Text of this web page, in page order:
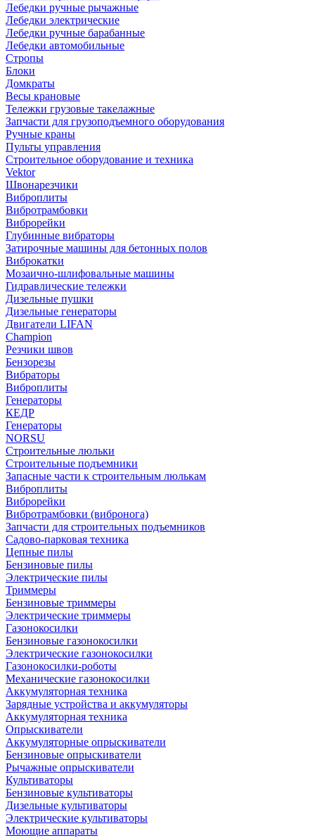
Лебедки ручные рычажные
Лебедки электрические
Лебедки ручные барабанные
Лебедки автомобильные
Стропы
Блоки
Домкраты
Весы крановые
Тележки грузовые такелажные
Запчасти для грузоподъемного оборудования
Ручные краны
Пульты управления
Строительное оборудование и техника
Vektor
Швонарезчики
Виброплиты
Вибротрамбовки
Виброрейки
Глубинные вибраторы
Затирочные машины для бетонных полов
Виброкатки
Мозаично-шлифовальные машины
Гидравлические тележки
Дизельные пушки
Дизельные генераторы
Двигатели LIFAN
Champion
Резчики швов
Бензорезы
Вибраторы
Виброплиты
Генераторы
КЕДР
Генераторы
NORSU
Строительные люльки
Строительные подъемники
Запасные части к строительным люлькам
Виброплиты
Виброрейки
Вибротрамбовки (вибронога)
Запчасти для строительных подъемников
Садово-парковая техника
Цепные пилы
Бензиновые пилы
Электрические пилы
Триммеры
Бензиновые триммеры
Электрические триммеры
Газонокосилки
Бензиновые газонокосилки
Электрические газонокосилки
Газонокосилки-роботы
Механические газонокосилки
Аккумуляторная техника
Зарядные устройства и аккумуляторы
Аккумуляторная техника
Опрыскиватели
Аккумуляторные опрыскиватели
Бензиновые опрыскиватели
Рычажные опрыскиватели
Культиваторы
Бензиновые культиваторы
Дизельные культиваторы
Электрические культиваторы
Моющие аппараты